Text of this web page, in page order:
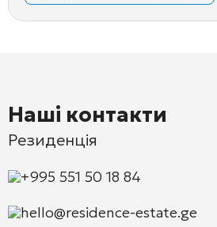
Наші контакти
Резиденція
+995 551 50 18 84
hello@residence-estate.ge